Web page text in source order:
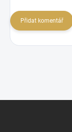
Přidat komentář